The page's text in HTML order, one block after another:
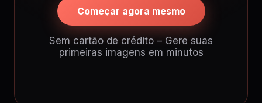
Começar agora mesmo
Sem cartão de crédito – Gere suas
primeiras imagens em minutos